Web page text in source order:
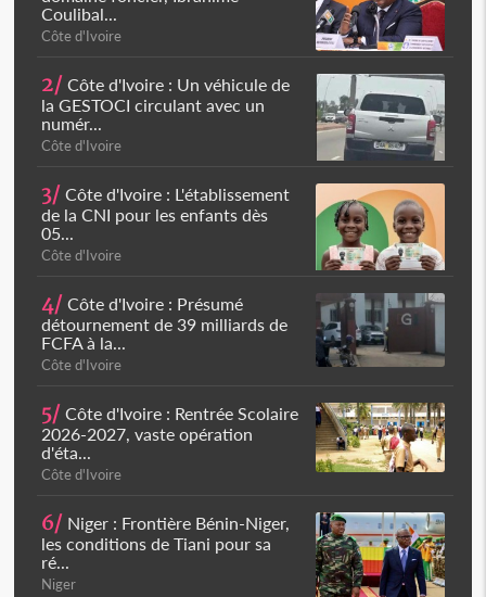
Coulibal...
Côte d'Ivoire
2/ Côte d'Ivoire : Un véhicule de
la GESTOCI circulant avec un
numér...
Côte d'Ivoire
3/ Côte d'Ivoire : L'établissement
de la CNI pour les enfants dès
05...
Côte d'Ivoire
4/ Côte d'Ivoire : Présumé
détournement de 39 milliards de
FCFA à la...
Côte d'Ivoire
5/ Côte d'Ivoire : Rentrée Scolaire
2026-2027, vaste opération
d'éta...
Côte d'Ivoire
6/ Niger : Frontière Bénin-Niger,
les conditions de Tiani pour sa
ré...
Niger